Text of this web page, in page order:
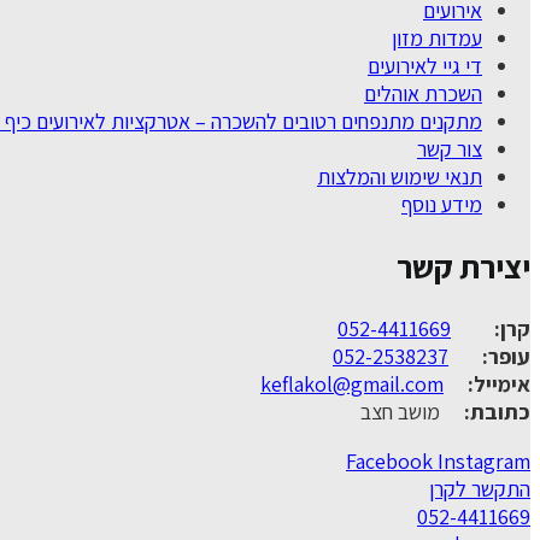
אירועים
עמדות מזון
די גיי לאירועים
השכרת אוהלים
מתקנים מתנפחים רטובים להשכרה – אטרקציות לאירועים
צור קשר
תנאי שימוש והמלצות
מידע נוסף
יצירת קשר
קרן:
052-4411669
עופר:
052-2538237
אימייל:
keflakol@gmail.com
כתובת: מושב חצב
Facebook Instagram
התקשר לקרן
052-4411669